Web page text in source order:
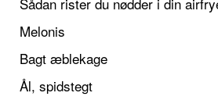
Melonis
Bagt æblekage
Ål, spidstegt